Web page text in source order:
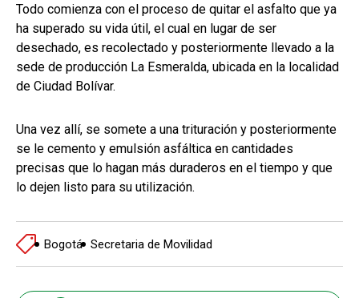
Todo comienza con el proceso de quitar el asfalto que ya
ha superado su vida útil, el cual en lugar de ser
desechado, es recolectado y posteriormente llevado a la
sede de producción La Esmeralda, ubicada en la localidad
de Ciudad Bolívar.
Una vez allí, se somete a una trituración y posteriormente
se le cemento y emulsión asfáltica en cantidades
precisas que lo hagan más duraderos en el tiempo y que
lo dejen listo para su utilización.
Bogotá Secretaria de Movilidad